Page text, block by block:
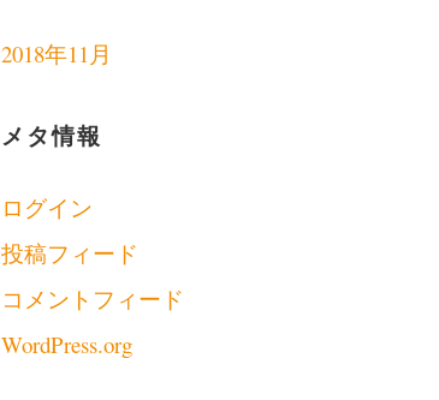
2018年11月
メタ情報
ログイン
投稿フィード
コメントフィード
WordPress.org